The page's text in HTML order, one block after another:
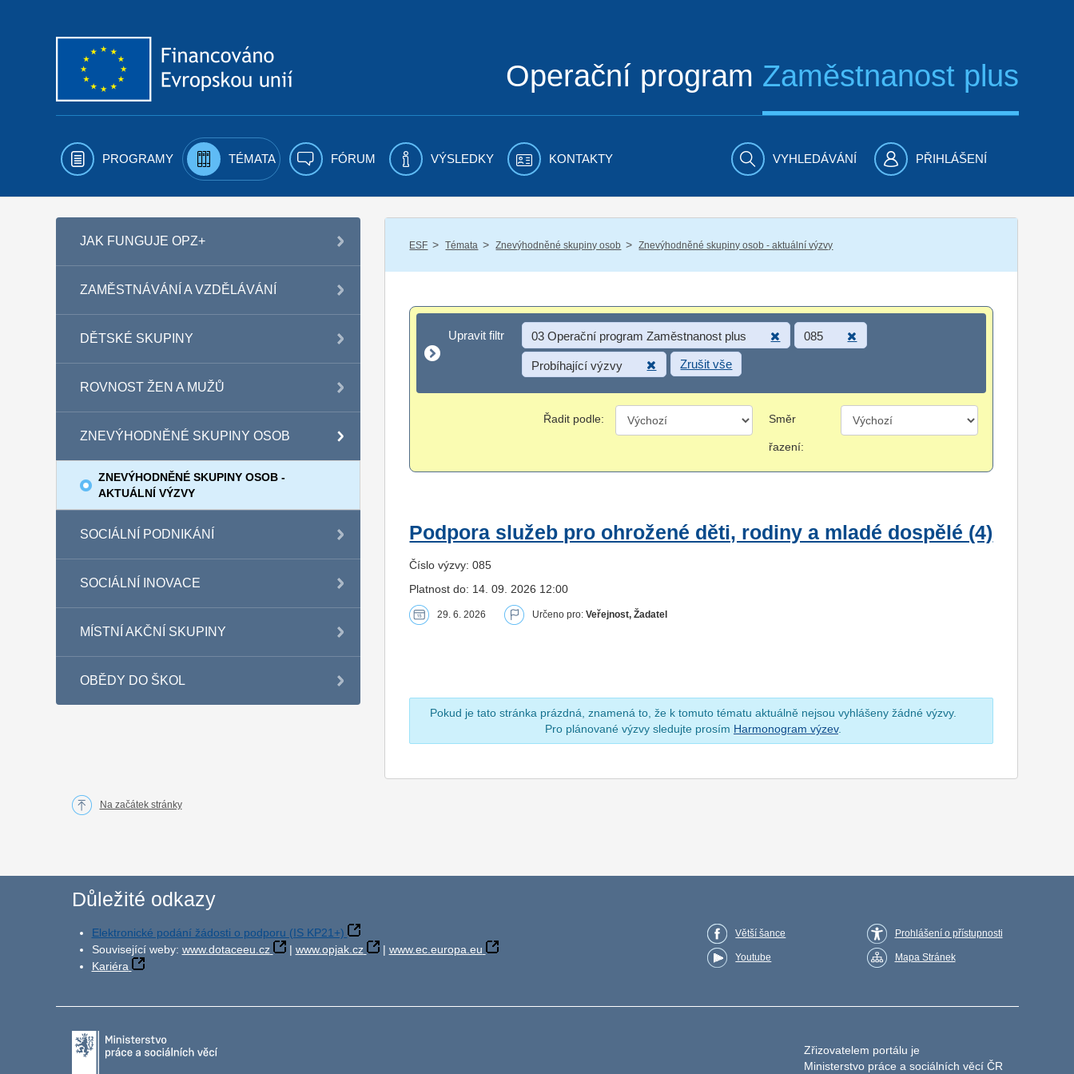
Operační program Zaměstnanost plus
PROGRAMY TÉMATA FÓRUM VÝSLEDKY KONTAKTY VYHLEDÁVÁNÍ PŘIHLÁŠENÍ
JAK FUNGUJE OPZ+
ZAMĚSTNÁVÁNÍ A VZDĚLÁVÁNÍ
DĚTSKÉ SKUPINY
ROVNOST ŽEN A MUŽŮ
ZNEVÝHODNĚNÉ SKUPINY OSOB
ZNEVÝHODNĚNÉ SKUPINY OSOB -
AKTUÁLNÍ VÝZVY
SOCIÁLNÍ PODNIKÁNÍ
SOCIÁLNÍ INOVACE
MÍSTNÍ AKČNÍ SKUPINY
OBĚDY DO ŠKOL
ESF / Témata / Znevýhodněné skupiny osob / Znevýhodněné skupiny osob - aktuální výzvy
Upravit filtr
Upravit filtr 03 Operační program Zaměstnanost plus 085
Probíhající výzvy Zrušit vše
Řadit podle: Směr
řazení:
Podpora služeb pro ohrožené děti, rodiny a mladé dospělé (4)
Číslo výzvy: 085
Platnost do: 14. 09. 2026 12:00
29. 6. 2026 Určeno pro:Veřejnost, Žadatel
Pokud je tato stránka prázdná, znamená to, že k tomuto tématu aktuálně nejsou vyhlášeny žádné výzvy.
Pro plánované výzvy sledujte prosím Harmonogram výzev.
Na začátek stránky
Důležité odkazy
Elektronické podání žádosti o podporu (IS KP21+)
Související weby: www.dotaceeu.cz | www.opjak.cz | www.ec.europa.eu
Kariéra
Větší šance
Youtube
Prohlášení o přístupnosti
Mapa Stránek
Zřizovatelem portálu je
Ministerstvo práce a sociálních věcí ČR